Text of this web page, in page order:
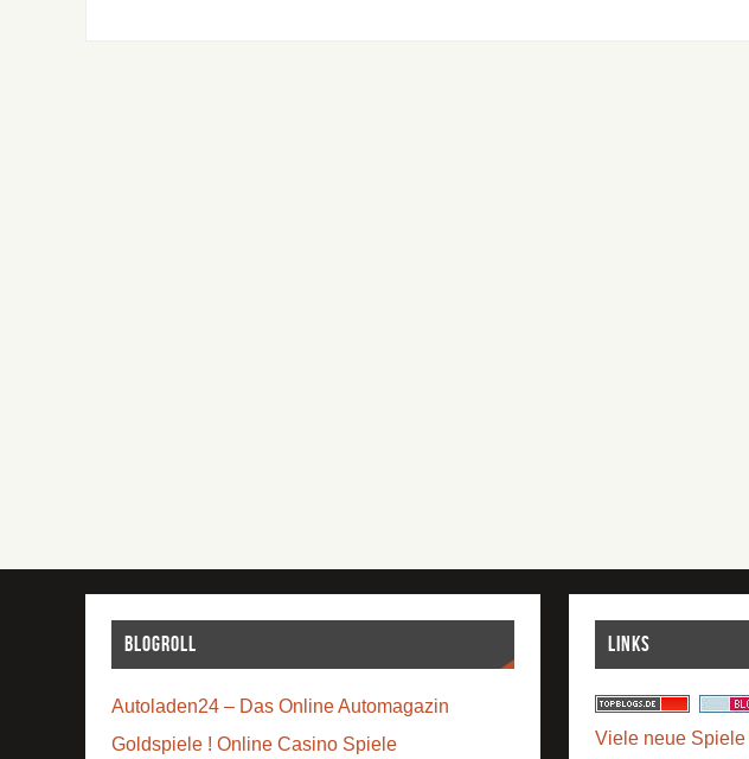
Blogroll
Autoladen24 – Das Online Automagazin
Goldspiele ! Online Casino Spiele
Links
Viele neue